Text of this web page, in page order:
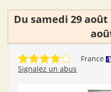
Du samedi 29
France
Signalez un abus